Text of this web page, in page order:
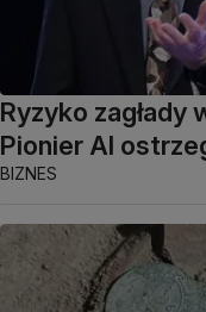
Ryzyko zagłady
Pionier AI
BIZNES